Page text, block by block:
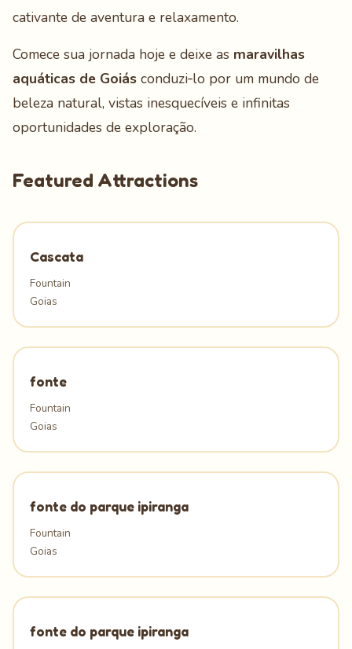
cativante de aventura e relaxamento.
Comece sua jornada hoje e deixe as maravilhas
aquáticas de Goiás conduzi‑lo por um mundo de
beleza natural, vistas inesquecíveis e infinitas
oportunidades de exploração.
Featured Attractions
Cascata
Fountain
Goias
fonte
Fountain
Goias
fonte do parque ipiranga
Fountain
Goias
fonte do parque ipiranga